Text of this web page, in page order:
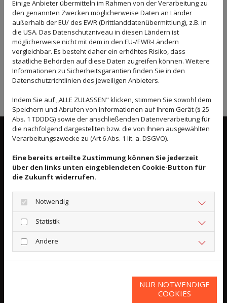
WAS MACHT TERRAZZOBÖDEN SO
Optisch ist Terrazzo mit keinem anderen Boden zu
vergleichen. Traditionell bildet ein Estrich die
Grundlage, dem Bruchstücke von Naturstein
beigesetzt wurde. Die Art der verwendeten Steine
reichte von Marmor bis zu Kalkstein, was zur
auffälligen, gesprenkelten Optik in vielen
Farbvarianten beitrug. Vorgefertigter Terrazzo
diversen Designs und Körnungen.
Einige Anbieter übermitteln im Rahmen von der Verarbeitung zu
den genannten Zwecken möglicherweise Daten an Länder
außerhalb der EU/ des EWR (Drittlanddatenübermittlung), z.B. in
die USA. Das Datenschutzniveau in diesen Ländern ist
möglicherweise nicht mit dem in den EU-/EWR-Ländern
vergleichbar. Es besteht daher ein erhöhtes Risiko, dass
staatliche Behörden auf diese Daten zugreifen können. Weitere
Informationen zu Sicherheitsgarantien finden Sie in den
Datenschutzrichtlinien des jeweiligen Anbieters.
Indem Sie auf „ALLE ZULASSEN" klicken, stimmen Sie sowohl dem
Speichern und Abrufen von Informationen auf Ihrem Gerät (§ 25
Abs. 1 TDDDG) sowie der anschließenden Datenverarbeitung für
die nachfolgend dargestellten bzw. die von Ihnen ausgewählten
Verarbeitungszwecke zu (Art 6 Abs. 1 lit. a. DSGVO).
Eine bereits erteilte Zustimmung können Sie jederzeit
über den links unten eingeblendeten Cookie-Button für
die Zukunft widerrufen.
Notwendig
Statistik
Andere
NUR NOTWENDIGE
COOKIES